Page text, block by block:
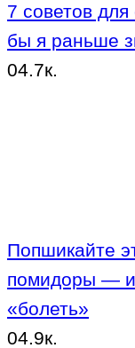
7 советов
бы я раньше
04.7к.
Попшикайте
помидоры — и
«болеть»
04.9к.